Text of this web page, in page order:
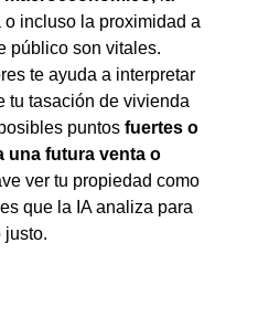
incluso la proximidad a
público son vitales.
te ayuda a interpretar
tu tasación de vivienda
puntos fuertes o
una futura venta o
ver tu propiedad como
que la IA analiza para
justo.